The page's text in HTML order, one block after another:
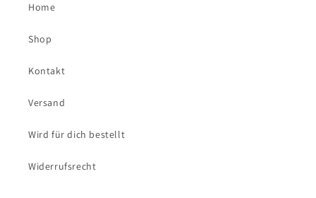
Home
Shop
Kontakt
Versand
Wird für dich bestellt
Widerrufsrecht